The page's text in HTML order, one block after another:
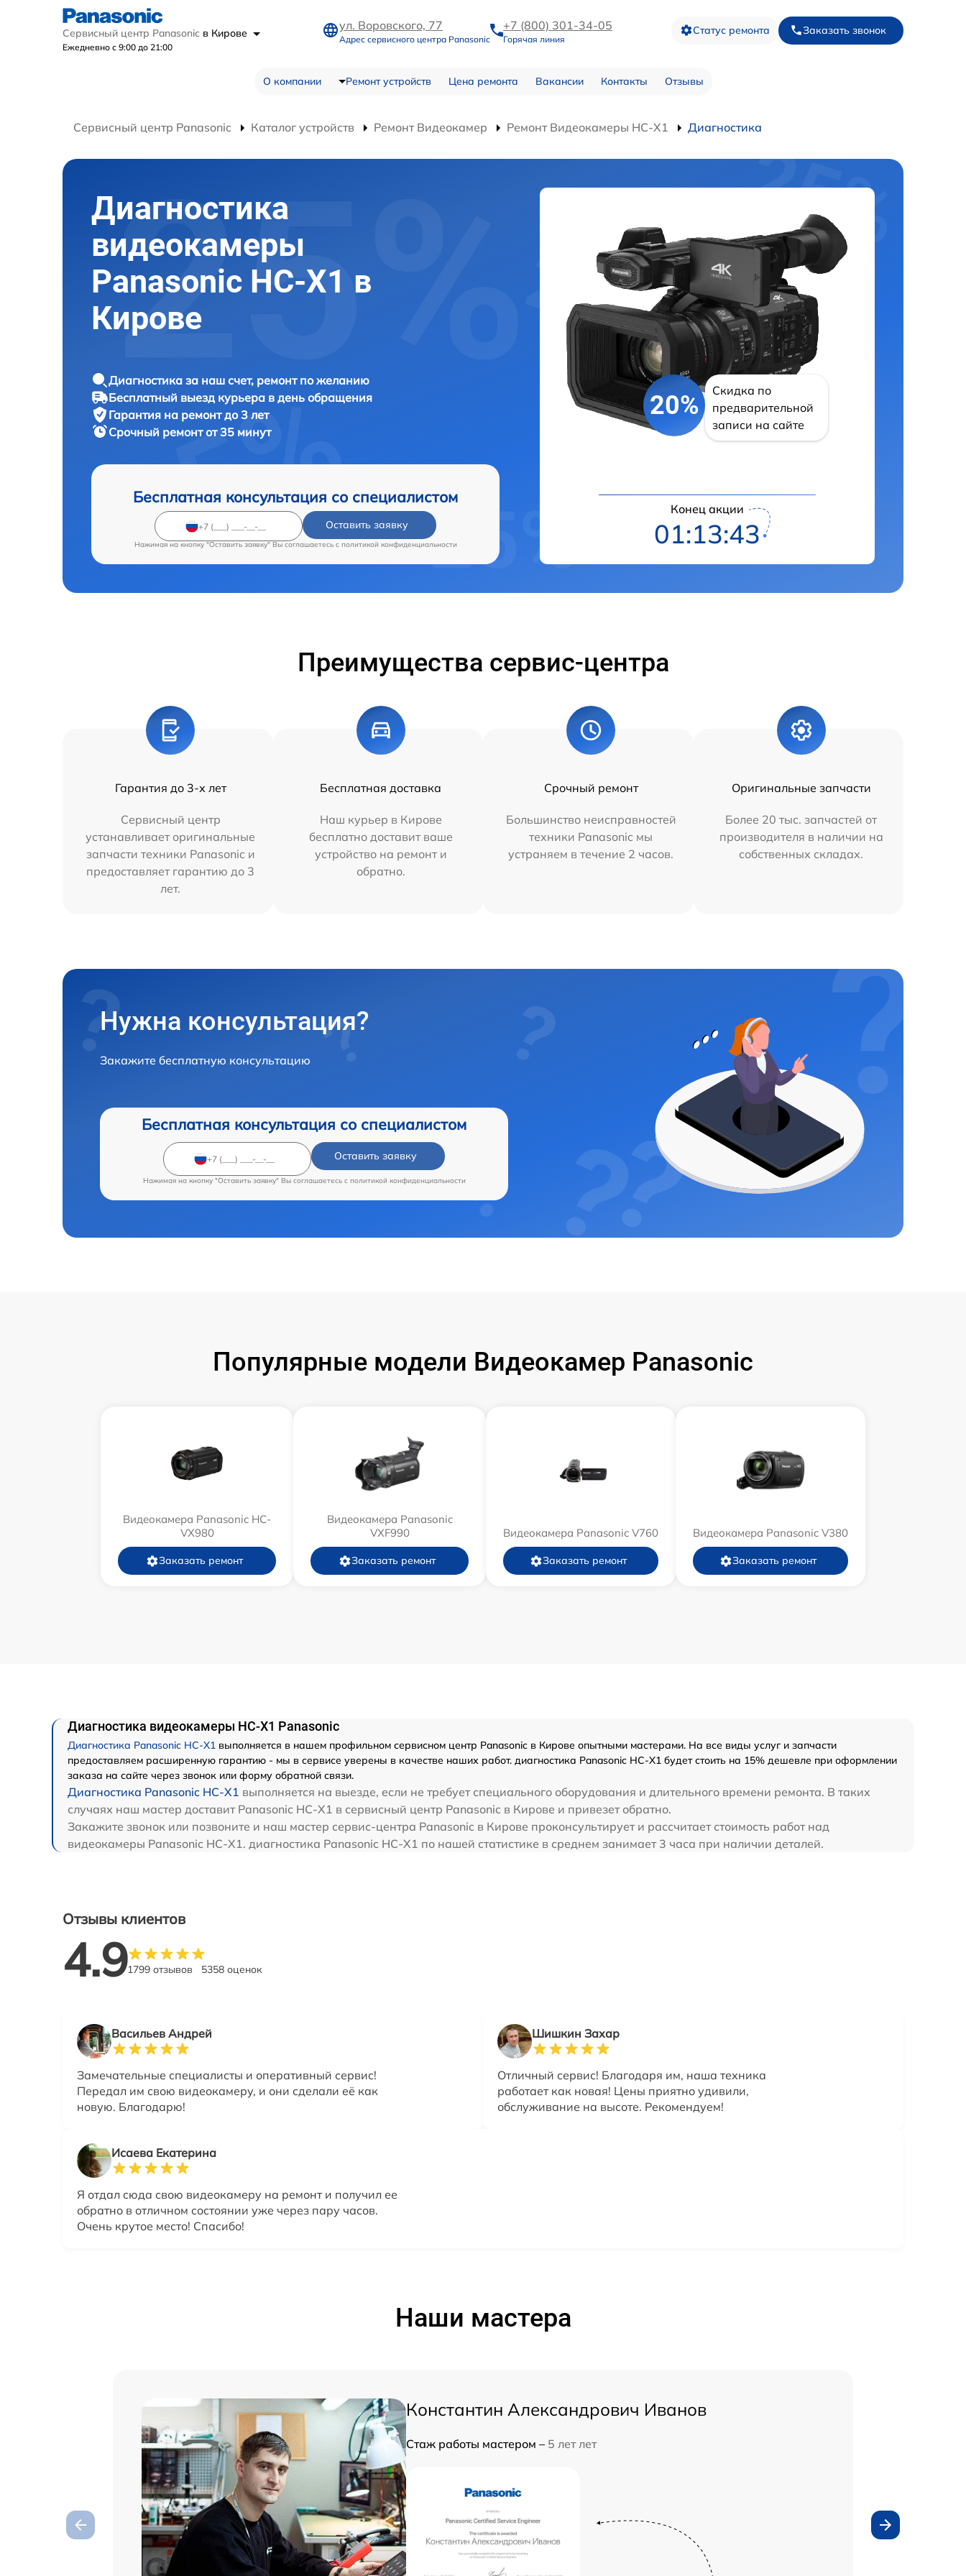
Сервисный центр Panasonic в Кирове
Ежедневно с 9:00 до 21:00
ул. Воровского, 77
Адрес сервисного центра Panasonic
+7 (800) 301-34-05
Горячая линия
Статус ремонта Заказать звонок
О компании Ремонт устройств Цена ремонта Вакансии Контакты Отзывы
Сервисный центр Panasonic Каталог устройств Ремонт Видеокамер Ремонт Видеокамеры HC-X1 Диагностика
Диагностика
видеокамеры
Panasonic HC-X1 в
Кирове
Диагностика за наш счет, ремонт по желанию
Бесплатный выезд курьера в день обращения
Гарантия на ремонт до 3 лет
Срочный ремонт от 35 минут
Бесплатная консультация со специалистом
Оставить заявку
Нажимая на кнопку "Оставить заявку" Вы соглашаетесь c политикой конфиденциальности
20%
Скидка по
предварительной
записи на сайте
Конец акции
01:13:41
Преимущества сервис-центра
Гарантия до 3-х лет
Сервисный центр
устанавливает оригинальные
запчасти техники Panasonic и
предоставляет гарантию до 3
лет.
Бесплатная доставка
Наш курьер в Кирове
бесплатно доставит ваше
устройство на ремонт и
обратно.
Срочный ремонт
Большинство неисправностей
техники Panasonic мы
устраняем в течение 2 часов.
Оригинальные запчасти
Более 20 тыс. запчастей от
производителя в наличии на
собственных складах.
Нужна консультация?
Закажите бесплатную консультацию
Бесплатная консультация со специалистом
Оставить заявку
Нажимая на кнопку "Оставить заявку" Вы соглашаетесь c политикой конфиденциальности
Популярные модели Видеокамер Panasonic
Видеокамера Panasonic HC-
VX980
Заказать ремонт
Видеокамера Panasonic
VXF990
Заказать ремонт
Видеокамера Panasonic V760
Заказать ремонт
Видеокамера Panasonic V380
Заказать ремонт
Диагностика видеокамеры HC-X1 Panasonic
Диагностика Panasonic HC-X1 выполняется в нашем профильном сервисном центр Panasonic в Кирове опытными мастерами. На все виды услуг и запчасти
предоставляем расширенную гарантию - мы в сервисе уверены в качестве наших работ. диагностика Panasonic HC-X1 будет стоить на 15% дешевле при оформлении
заказа на сайте через звонок или форму обратной связи.
Диагностика Panasonic HC-X1 выполняется на выезде, если не требует специального оборудования и длительного времени ремонта. В таких
случаях наш мастер доставит Panasonic HC-X1 в сервисный центр Panasonic в Кирове и привезет обратно.
Закажите звонок или позвоните и наш мастер сервис-центра Panasonic в Кирове проконсультирует и рассчитает стоимость работ над
видеокамеры Panasonic HC-X1. диагностика Panasonic HC-X1 по нашей статистике в среднем занимает 3 часа при наличии деталей.
Отзывы клиентов
4.91799 отзывов 5358 оценок
Васильев Андрей
Замечательные специалисты и оперативный сервис!
Передал им свою видеокамеру, и они сделали её как
новую. Благодарю!
Шишкин Захар
Отличный сервис! Благодаря им, наша техника
работает как новая! Цены приятно удивили,
обслуживание на высоте. Рекомендуем!
Исаева Екатерина
Я отдал сюда свою видеокамеру на ремонт и получил ее
обратно в отличном состоянии уже через пару часов.
Очень крутое место! Спасибо!
Наши мастера
Константин Александрович Иванов
Стаж работы мастером – 5 лет лет